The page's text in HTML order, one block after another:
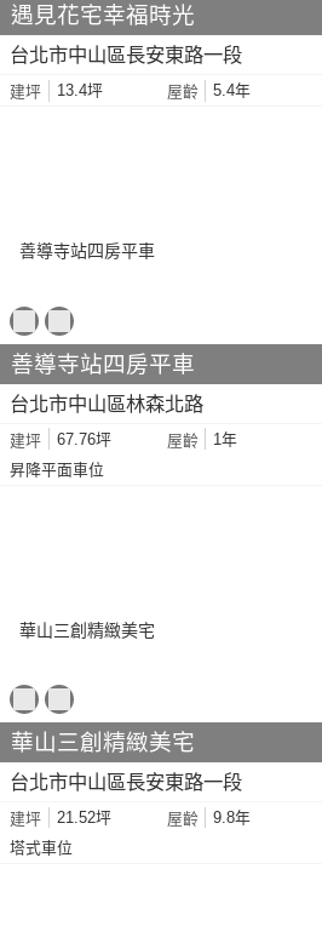
遇見花宅幸福時光
台北市中山區長安東路一段
建坪 13.4坪 屋齡 5.4年
善導寺站四房平車
台北市中山區林森北路
建坪 67.76坪 屋齡 1年
昇降平面車位
華山三創精緻美宅
台北市中山區長安東路一段
建坪 21.52坪 屋齡 9.8年
塔式車位